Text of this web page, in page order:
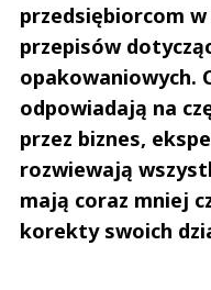
przedsiębiorcom
przepisów
opakowaniowych.
odpowiadają na
przez biznes,
rozwiewają
mają coraz mniej
korekty swoich